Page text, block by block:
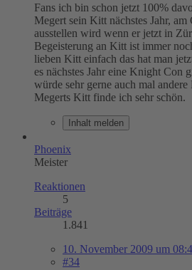
Fans ich bin schon jetzt 100%
Megert sein Kitt nächstes Jahr,
ausstellen wird wenn er jetzt in
Begeisterung an Kitt ist immer
lieben Kitt einfach das hat man
es nächstes Jahr eine Knight Con
würde sehr gerne auch mal
Megerts Kitt finde ich sehr schön.
Inhalt melden
Phoenix
Meister
Reaktionen
5
Beiträge
1.841
10. November 2009 um
#34